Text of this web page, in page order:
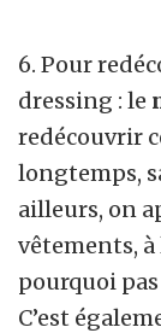
6. Pour
dressing : le
redécouvrir
longtemps,
ailleurs, on
vêtements, à
pourquoi
C’est